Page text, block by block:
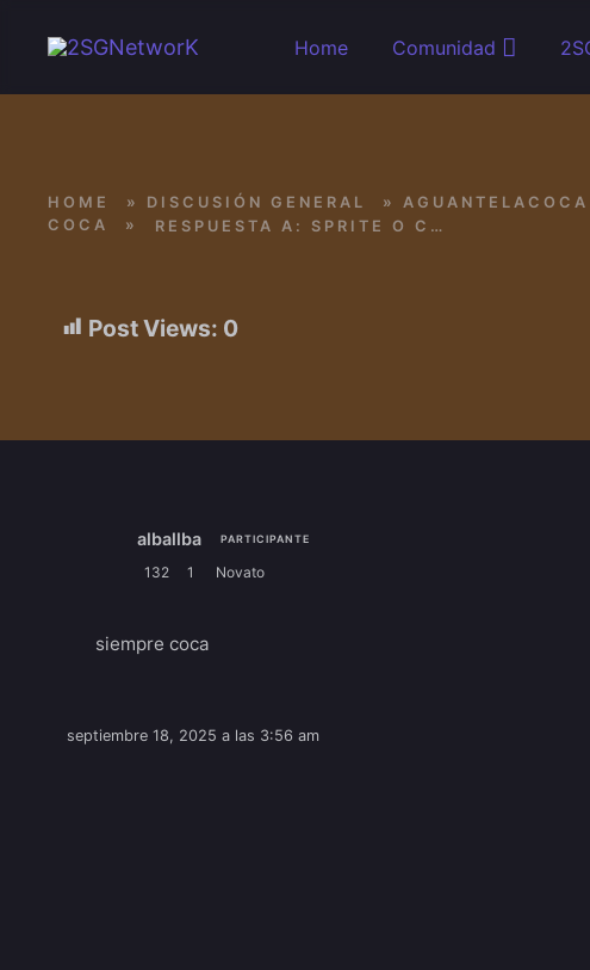
Home
Comunidad
Post Views: 0
HOME » DISCUSIÓN GENERAL » AGUANTELACOCA
COCA
» RESPUESTA A: SPRITE O COCA
alballba PARTICIPANTE
132 1 Novato
siempre coca
septiembre 18, 2025 a las 3:56 am